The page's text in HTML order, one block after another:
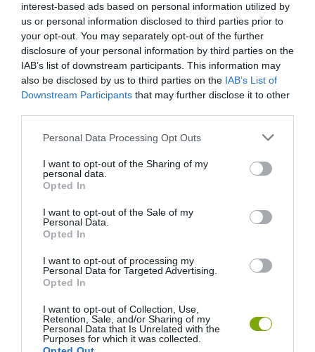
interest-based ads based on personal information utilized by
us or personal information disclosed to third parties prior to
your opt-out. You may separately opt-out of the further
disclosure of your personal information by third parties on the
IAB’s list of downstream participants. This information may
also be disclosed by us to third parties on the IAB’s List of
Downstream Participants that may further disclose it to other
Please note that this website/app uses one or more Google
not limited to your visit or usage behaviour. You may click to
grant or deny consent to Google and its third-party tags to
use your data for below specified purposes in below Google
consent section.
Personal Data Processing Opt Outs
I want to opt-out of the Sharing of my
personal data.
Opted In
I want to opt-out of the Sale of my
Personal Data.
Opted In
I want to opt-out of processing my
Personal Data for Targeted Advertising.
Opted In
I want to opt-out of Collection, Use,
Retention, Sale, and/or Sharing of my
Personal Data that Is Unrelated with the
Purposes for which it was collected.
A KORALLZÁTONY NEM CSAK
LAKÓJÁT MUTATTA MEG
2026-08-06
HŐKUPOLA MAGYARORSZÁG
FEDŐ, ÉS MI TÖRTÉNIK
ALATTA A TERMÉSZETTEL?